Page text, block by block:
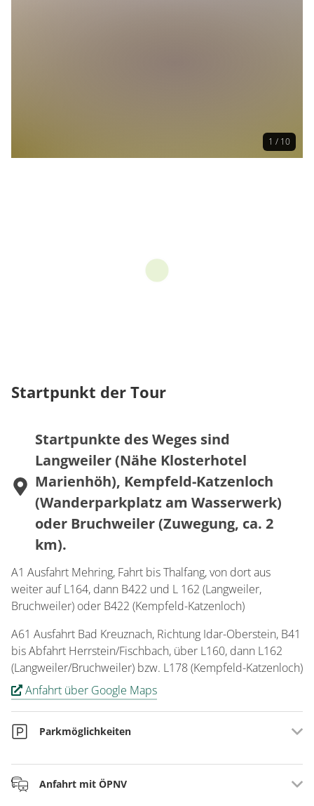
1 / 10
Startpunkt der Tour
Startpunkte des Weges sind
Langweiler (Nähe Klosterhotel
Marienhöh), Kempfeld-Katzenloch
(Wanderparkplatz am Wasserwerk)
oder Bruchweiler (Zuwegung, ca. 2
km).
A1 Ausfahrt Mehring, Fahrt bis Thalfang, von dort aus
weiter auf L164, dann B422 und L 162 (Langweiler,
Bruchweiler) oder B422 (Kempfeld-Katzenloch)
A61 Ausfahrt Bad Kreuznach, Richtung Idar-Oberstein, B41
bis Abfahrt Herrstein/Fischbach, über L160, dann L162
(Langweiler/Bruchweiler) bzw. L178 (Kempfeld-Katzenloch)
Anfahrt über Google Maps
Parkmöglichkeiten
Parkplätze sind an den Einstiegspunkten vorhanden:
Eingangsportal in Langweiler, in Nähe des Parkplatzes des
Anfahrt mit ÖPNV